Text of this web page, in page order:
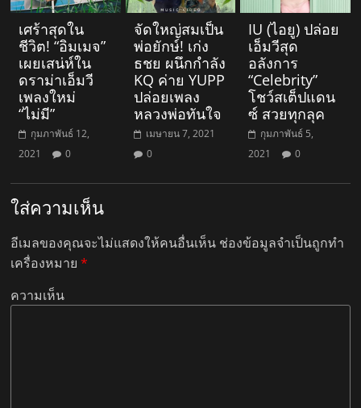
เศร้าสุดใน
ชีวิต! “อิมเมจ”
เผยเสน่ห์ใน
ดราม่าเอ็มวี
เพลงใหม่
“ไม่มี”
กุมภาพันธ์ 12,
2021
0
จัดใหญ่สมเป็น
พ่อยักษ์! เก่ง
ธชย ผนึกกำลัง
KQ ค่าย YUPP
ปล่อยเพลง
หลวงพ่อทันใจ
เมษายน 7, 2021
0
IU (ไอยู) ปล่อย
เอ็มวีสุด
อลังการ
“Celebrity”
โชว์สเต็ปแดน
ซ์ สวยทุกลุค
กุมภาพันธ์ 5,
2021
0
ใส่ความเห็น
อีเมลของคุณจะไม่แสดงให้คนอื่นเห็น ช่องข้อมูลจำเป็นถูกทำ
เครื่องหมาย*
ความเห็น